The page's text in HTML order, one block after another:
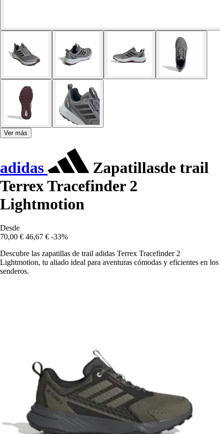
Ver más
adidas
Zapatillasde trail
Terrex Tracefinder 2
Lightmotion
Desde
70,00 € 46,67 € -33%
Descubre las zapatillas de trail adidas Terrex Tracefinder 2
Lightmotion, tu aliado ideal para aventuras cómodas y eficientes en los
senderos.